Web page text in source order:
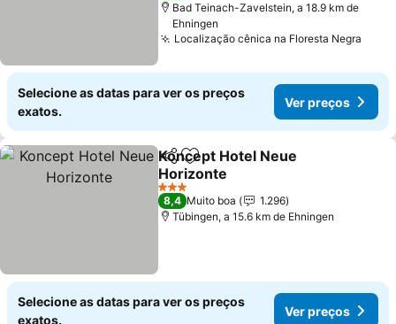
Bad Teinach-Zavelstein, a 18.9 km de
Ehningen
Localização cênica na Floresta Negra
Selecione as datas para ver os preços
exatos.
Ver preços
PartilharAdicionar aos favoritos
Koncept Hotel Neue
Horizonte
3 Estrelas
8,4 Muito boa
1.296
Tübingen, a 15.6 km de Ehningen
Selecione as datas para ver os preços
exatos.
Ver preços